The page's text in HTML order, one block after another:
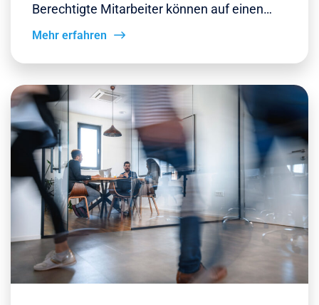
Berechtigte Mitarbeiter können auf einen…
Mehr erfahren